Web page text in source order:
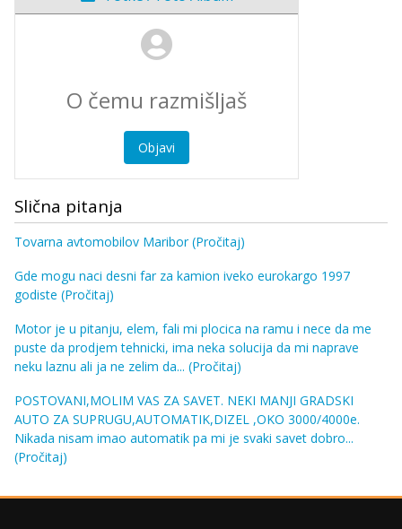
Objavi
Slična pitanja
Tovarna avtomobilov Maribor(Pročitaj)
Gde mogu naci desni far za kamion iveko eurokargo 1997
godiste (Pročitaj)
Motor je u pitanju, elem, fali mi plocica na ramu i nece da me
puste da prodjem tehnicki, ima neka solucija da mi naprave
neku laznu ali ja ne zelim da... (Pročitaj)
POSTOVANI,MOLIM VAS ZA SAVET. NEKI MANJI GRADSKI
AUTO ZA SUPRUGU,AUTOMATIK,DIZEL ,OKO 3000/4000e.
Nikada nisam imao automatik pa mi je svaki savet dobro...
(Pročitaj)